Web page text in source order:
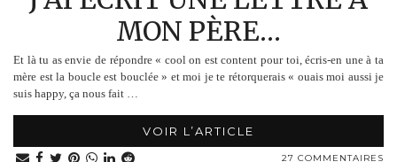
MON PÈRE…
Et là tu as envie de répondre « cool on est content pour toi, écris-en une à ta
mère est la boucle est bouclée » et moi je te rétorquerais « ouais moi aussi je
suis happy, ça nous fait …
VOIR L’ARTICLE
27 COMMENTAIRES